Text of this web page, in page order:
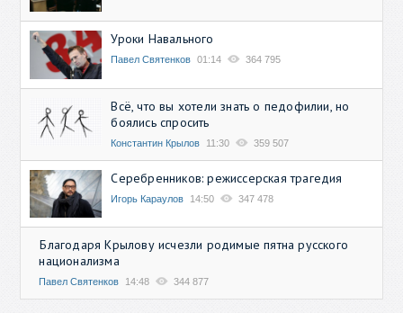
Уроки Навального
Павел Святенков 01:14 364 795
Всё, что вы хотели знать о педофилии, но
боялись спросить
Константин Крылов 11:30 359 507
Серебренников: режиссерская трагедия
Игорь Караулов 14:50 347 478
Благодаря Крылову исчезли родимые пятна русского
национализма
Павел Святенков 14:48 344 877